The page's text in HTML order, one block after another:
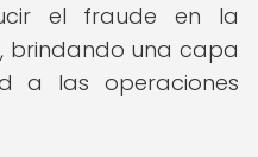
el fraude en la
brindando una capa
a las operaciones